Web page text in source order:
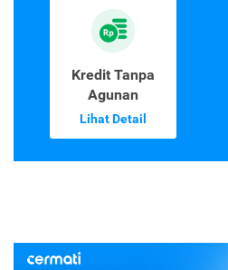
Kredit Tanpa
Agunan
Lihat Detail